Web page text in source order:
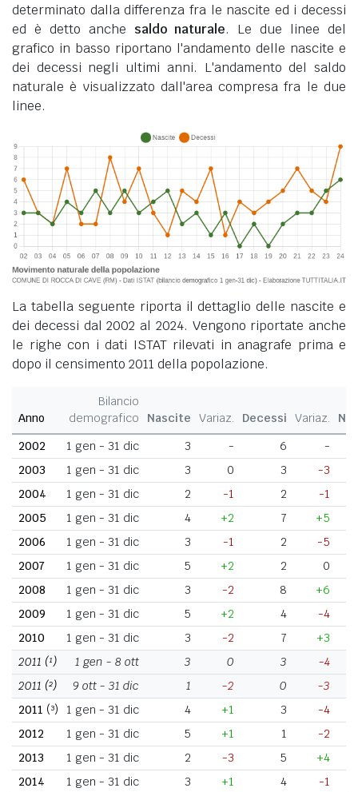
determinato dalla differenza fra le nascite ed i decessi
ed è detto anche saldo naturale. Le due linee del
grafico in basso riportano l'andamento delle nascite e
dei decessi negli ultimi anni. L'andamento del saldo
naturale è visualizzato dall'area compresa fra le due
linee.
La tabella seguente riporta il dettaglio delle nascite e
dei decessi dal 2002 al 2024. Vengono riportate anche
le righe con i dati ISTAT rilevati in anagrafe prima e
dopo il censimento 2011 della popolazione.
Anno
Bilancio
demografico
Nascite Variaz. Decessi Variaz.
2002
1 gen - 31 dic 3 - 6
-
2003
1 gen - 31 dic 3 0 3
-3
2004
1 gen - 31 dic 2 -1 2
-1
2005
1 gen - 31 dic 4 +2 7
+5
2006
1 gen - 31 dic 3 -1 2
-5
2007
1 gen - 31 dic 5 +2 2
0
2008
1 gen - 31 dic 3 -2 8
+6
2009
1 gen - 31 dic 5 +2 4
-4
2010
1 gen - 31 dic 3 -2 7
+3
2011 (¹) 1 gen - 8 ott 3 0 3
-4
2011 (²) 9 ott - 31 dic 1 -2 0
-3
2011 (³) 1 gen - 31 dic 4 +1 3
-4
2012
1 gen - 31 dic 5 +1 1
-2
2013
1 gen - 31 dic 2 -3 5
+4
2014
1 gen - 31 dic 3 +1 4
-1